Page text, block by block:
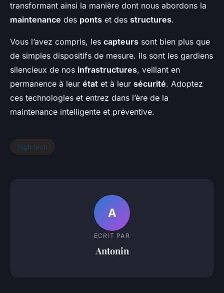
transformant ainsi la manière dont nous abordons la
maintenance des ponts et des structures.
Vous l’avez compris, les capteurs sont bien plus que
de simples dispositifs de mesure. Ils sont les gardiens
silencieux de nos infrastructures, veillant en
permanence à leur état et à leur sécurité. Adoptez
ces technologies et entrez dans l’ère de la
maintenance intelligente et préventive.
High tech
A
ECRIT PAR
Antonin